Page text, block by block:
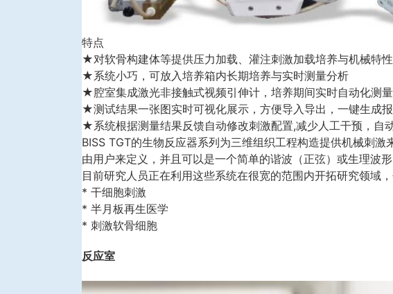
特点
★对软骨构建体等提供压力加载、灌注刺激加载培养与机械特
★系统小巧，可放入培养箱内长期培养与实时测量分析
★腔室集成激光非接触式视频引伸计，培养期间实时自动化测
★测试结果一张图实时可视化展示，方便导入导出，一键生成
★系统根据测量结果反馈自动修改刺激配置,减少人工干预，自
BISS TGT的生物反应器系列为三维组织工程构造提供机械刺
由用户来定义，并且可以是一个简单的谐波（正弦）或生理波
目前研究人员正在利用这些系统在很宽的范围内开拓研究领域，
* 干细胞刺激
* 半月板再生医学
* 刺激软骨细胞
反应室